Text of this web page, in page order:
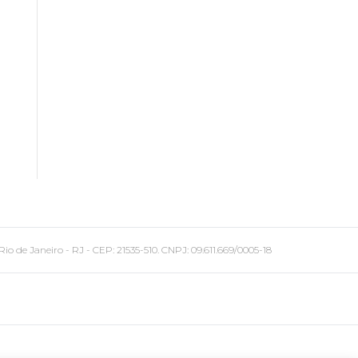
Janeiro - RJ - CEP: 21535-510. CNPJ: 09.611.669/0005-18